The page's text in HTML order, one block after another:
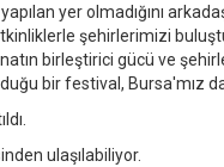
yer olmadığını
şehirlerimizi
birleştirici gücü ve
bir festival, Bursa'mız
ulaşılabiliyor.